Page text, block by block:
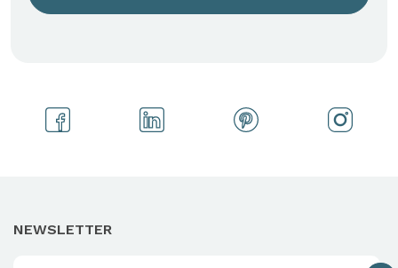
NEWSLETTER